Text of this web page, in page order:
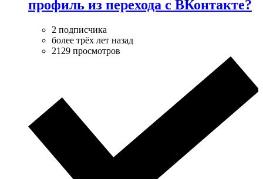
профиль из перехода с ВКонтакте?
2 подписчика
более трёх лет назад
2129 просмотров